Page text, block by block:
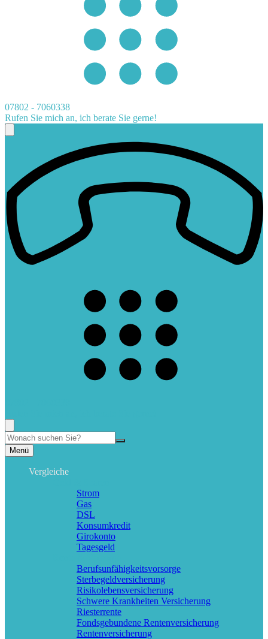
07802 - 7060338
Rufen Sie mich an, ich berate Sie gerne!
Suche
Menü
Vergleiche
Strom
Gas
DSL
Konsumkredit
Girokonto
Tagesgeld
Berufs­unfähigkeitsvorsorge
Sterbegeldversicherung
Risikolebensversicherung
Schwere Krankheiten Versicherung
Riesterrente
Fondsgebundene Rentenversicherung
Rentenversicherung